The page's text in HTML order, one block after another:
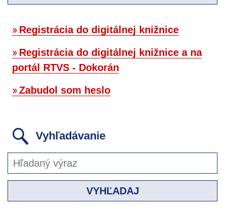
Registrácia do digitálnej knižnice
Registrácia do digitálnej knižnice a na
portál RTVS - Dokorán
Zabudol som heslo
Vyhľadávanie
VYHĽADAJ